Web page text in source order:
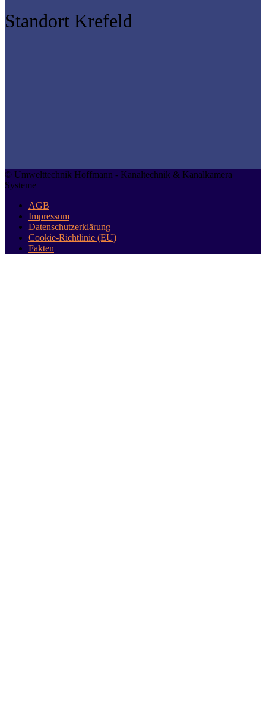
Standort Krefeld
© Umwelttechnik Hoffmann - Kanaltechnik & Kanalkamera
Systeme
AGB
Impressum
Datenschutzerklärung
Cookie-Richtlinie (EU)
Fakten